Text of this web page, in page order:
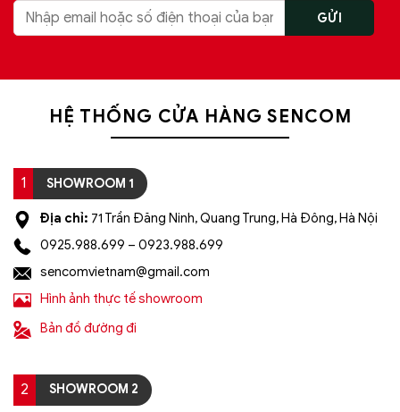
HỆ THỐNG CỬA HÀNG SENCOM
1 SHOWROOM 1
Địa chỉ: 71 Trần Đăng Ninh, Quang Trung, Hà Đông, Hà Nội
0925.988.699 – 0923.988.699
sencomvietnam@gmail.com
Hình ảnh thực tế showroom
Bản đồ đường đi
2 SHOWROOM 2